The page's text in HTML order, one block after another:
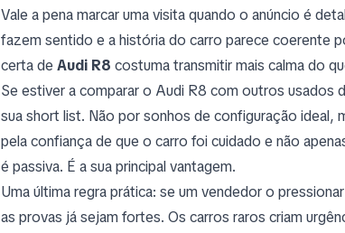
Vale a pena marcar uma visita quando o anúncio é
fazem sentido e a história do carro parece coerente
certa de Audi R8 costuma transmitir mais calma do
Se estiver a comparar o Audi R8 com outros usados
sua short list. Não por sonhos de configuração ideal,
pela confiança de que o carro foi cuidado e não
é passiva. É a sua principal vantagem.
Uma última regra prática: se um vendedor o
as provas já sejam fortes. Os carros raros criam